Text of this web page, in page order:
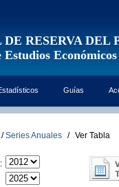
RESERVA DEL
Económicos
Guías
/ Series Anuales / Ver Tabla